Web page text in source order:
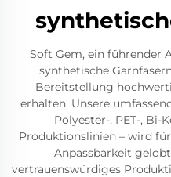
Soft Gem, ein führender
synthetische
Bereitstellung
erhalten. Unsere
Polyester-, PET-, Bi-
Produktionslinien – wird
Anpassbarkeit
vertrauenswürdiges